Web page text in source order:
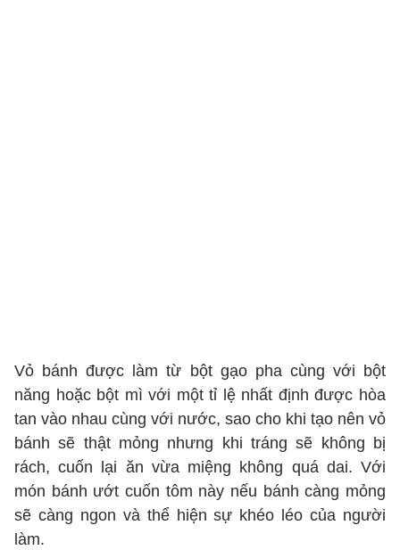
Vỏ bánh được làm từ bột gạo pha cùng với bột
năng hoặc bột mì với một tỉ lệ nhất định được hòa
tan vào nhau cùng với nước, sao cho khi tạo nên vỏ
bánh sẽ thật mỏng nhưng khi tráng sẽ không bị
rách, cuốn lại ăn vừa miệng không quá dai. Với
món bánh ướt cuốn tôm này nếu bánh càng mỏng
sẽ càng ngon và thể hiện sự khéo léo của người
làm.